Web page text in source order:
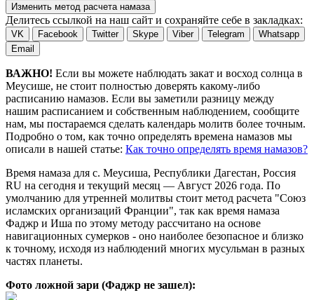
Изменить метод расчета намаза
Делитесь ссылкой на наш сайт и сохраняйте себе в закладках:
VK Facebook Twitter Skype Viber Telegram
Whatsapp
Email
ВАЖНО! Если вы можете наблюдать закат и восход солнца в
Меусише, не стоит полностью доверять какому-либо
расписанию намазов. Если вы заметили разницу между
нашим расписанием и собственным наблюдением, сообщите
нам, мы постараемся сделать календарь молитв более точным.
Подробно о том, как точно определять времена намазов мы
описали в нашей статье: Как точно определять время намазов?
Время намаза для с. Меусиша, Республики Дагестан, Россия
RU на сегодня и текущий месяц — Август 2026 года. По
умолчанию для утренней молитвы стоит метод расчета "Союз
исламских организаций Франции", так как время намаза
Фаджр и Иша по этому методу рассчитано на основе
навигационных сумерков - оно наиболее безопасное и близко
к точному, исходя из наблюдений многих мусульман в разных
частях планеты.
Фото ложной зари (Фаджр не зашел):